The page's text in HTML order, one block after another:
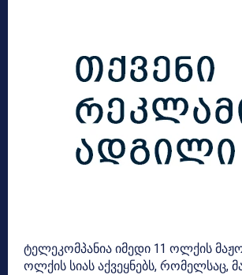
ტელეკომპანია იმედი 11 ოლქის
ოლქის სიას აქვეყნებს, რომელსაც,